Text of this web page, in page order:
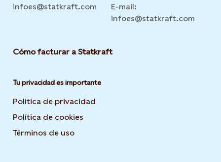
infoes@statkraft.com
E-mail:
infoes@statkraft.com
Cómo facturar a Statkraft
Tu privacidad es importante
Política de privacidad
Política de cookies
Términos de uso